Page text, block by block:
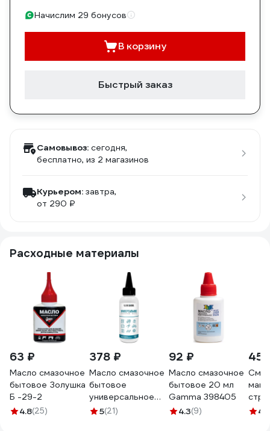
Начислим 29 бонусов
В корзину
Быстрый заказ
Самовывоз: сегодня,
бесплатно, из 2 магазинов
Курьером: завтра,
от 290 ₽
Расходные материалы
63 ₽
Масло смазочное
бытовое Золушка
Б -29-2
4.8(25)
378 ₽
Масло смазочное
бытовое
универсальное
LIKSIR 401412
5(21)
92 ₽
Масло смазочное
бытовое 20 мл
Gamma 398405
4.3(9) 4.8